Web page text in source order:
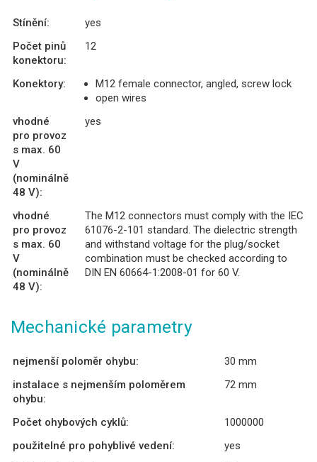
Stínění:
yes
Počet pinů
konektoru:
12
Konektory:
M12 female connector, angled, screw lock
open wires
vhodné
pro provoz
s max. 60
V
(nominálně
48 V):
yes
vhodné
pro provoz
s max. 60
V
(nominálně
48 V):
The M12 connectors must comply with the IEC
61076-2-101 standard. The dielectric strength
and withstand voltage for the plug/socket
combination must be checked according to
DIN EN 60664-1:2008-01 for 60 V.
Mechanické parametry
nejmenší poloměr ohybu:
30 mm
instalace s nejmenším poloměrem
ohybu:
72 mm
Počet ohybových cyklů:
1000000
použitelné pro pohyblivé vedení:
yes